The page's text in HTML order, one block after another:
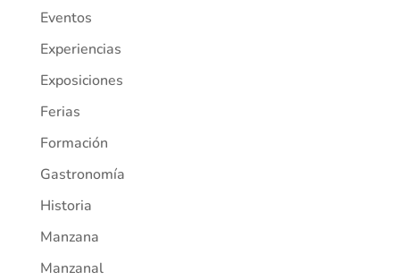
Eventos
Experiencias
Exposiciones
Ferias
Formación
Gastronomía
Historia
Manzana
Manzanal